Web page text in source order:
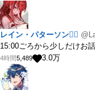
レイン・パターソン❤️‍🔥
15:00ごろから少しだけお
4時間5,489 3.0万